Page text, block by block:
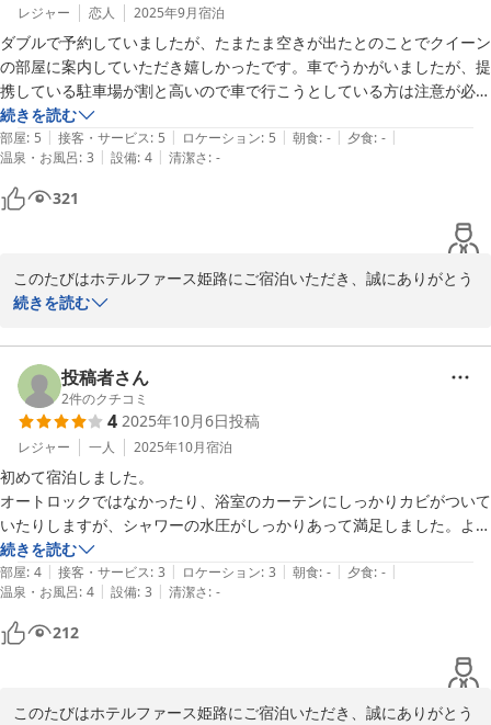
また快適にお過ごしいただけるようご案内させていただいておりま
す。
そのように感じていただけたことは、スタッフにとって何よりの励
みでございます。
また、立地の面でもご滞在のお役に立てているようで安心いたしま
した。
いつもご利用されるお店にも近く、便利にお過ごしいただけており
ましたら幸いです。
今後も変わらず気持ち良くご滞在いただけるよう、スタッフ一同努
めてまいります。
またお越しいただける日を心よりお待ち申し上げております。
ゥース姫路）
2025-12-08
レジャー 恋人 2025年9月宿泊
ダブルで予約していましたが、たまたま空きが出たとのことでクイーン
の部屋に案内していただき嬉しかったです。車でうかがいましたが、提
携している駐車場が割と高いので車で行こうとしている方は注意が必要
かもしれません。姫路はコインパーキングどこも高かったので仕方ない
ですが…。
続きを読む
部屋: 5 | 接客・サービス: 5 | ロケーション: 5 | 朝食: - | 夕食: - |
温泉・お風呂: 3 | 設備: 4 | 清潔さ: -
321
このたびはホテルファース姫路にご宿泊いただき、誠にありがとう
ございます。
思います。
また、駐車場につきまして貴重なご意見をお寄せいただきありがと
うございます。
姫路駅周辺は繁華街に位置しているため、近隣のコインパーキング
料金がやや高めとなっておりますが、今後もできる限りご案内しや
すい駐車場情報の充実に努めてまいります。
また姫路にお越しの際は、ぜひ当館をご利用くださいませ。
2025-10-23
続きを読む
投稿者さん
2件のクチコミ
4 2025年10月6日投稿
レジャー 一人 2025年10月宿泊
初めて宿泊しました。
オートロックではなかったり、浴室のカーテンにしっかりカビがついて
いたりしますが、シャワーの水圧がしっかりあって満足しました。よく
ある狭い場所ではなく見やすい所に姿見があるのも便利でした。
駅から遠くないし、コンビニも近いので、また機会があれば宿泊したい
です。
続きを読む
部屋: 4 | 接客・サービス: 3 | ロケーション: 3 | 朝食: - | 夕食: - |
温泉・お風呂: 4 | 設備: 3 | 清潔さ: -
212
このたびはホテルファース姫路にご宿泊いただき、誠にありがとう